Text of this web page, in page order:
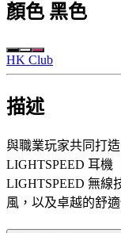
顏色 黑色
HK Club
描述
與職業玩家共同打
LIGHTSPEED 耳機
LIGHTSPEED 無線
風，以及卓越的舒